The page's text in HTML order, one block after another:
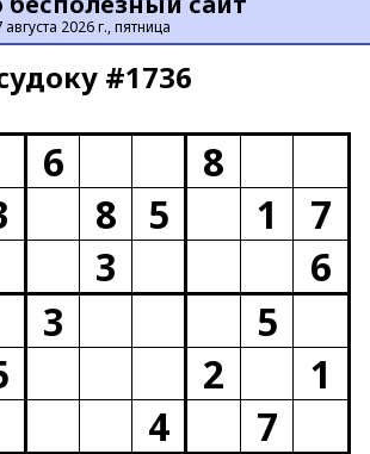
2026 г., пятница
#1736
6
8
8 5 1
7
3
6
3
5
2
1
4
7